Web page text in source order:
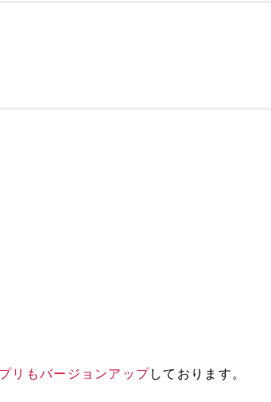
リもバージョンアップしております。